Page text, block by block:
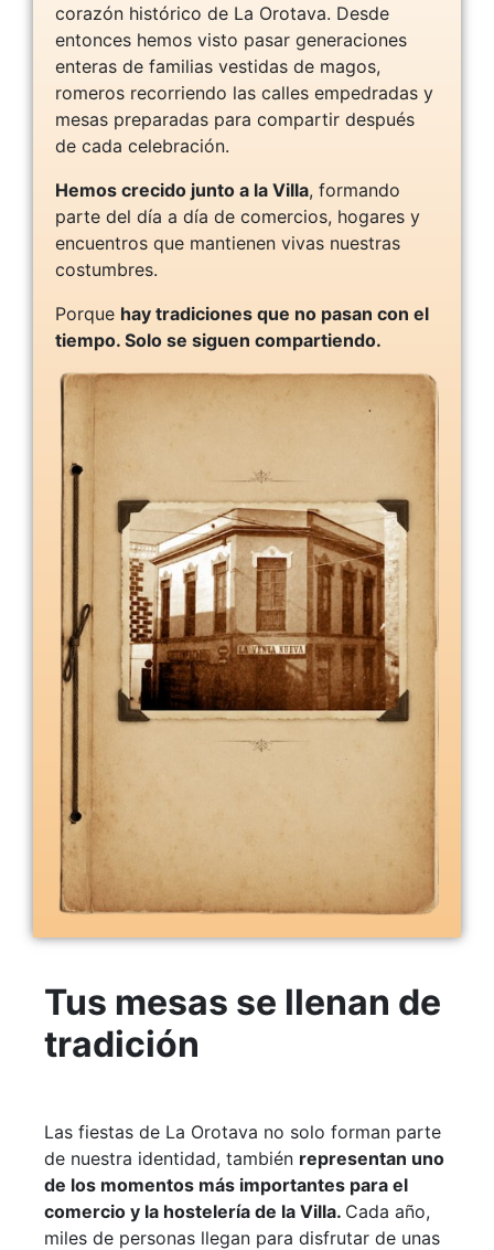
corazón histórico de La Orotava. Desde
entonces hemos visto pasar generaciones
enteras de familias vestidas de magos,
romeros recorriendo las calles empedradas y
mesas preparadas para compartir después
de cada celebración.
Hemos crecido junto a la Villa, formando
parte del día a día de comercios, hogares y
encuentros que mantienen vivas nuestras
costumbres.
Porque hay tradiciones que no pasan con el
tiempo. Solo se siguen compartiendo.
Tus mesas se llenan de
tradición
Las fiestas de La Orotava no solo forman parte
de nuestra identidad, también representan uno
de los momentos más importantes para el
comercio y la hostelería de la Villa. Cada año,
miles de personas llegan para disfrutar de unas